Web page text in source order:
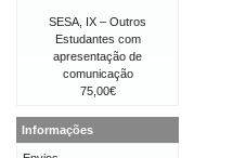
SESA, IX – Outros
Estudantes com
apresentação de
comunicação
75,00€
Informações